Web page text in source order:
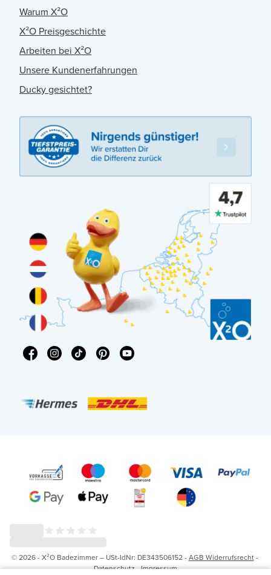
Warum X²O
X²O Preisgeschichte
Arbeiten bei X²O
Unsere Kundenerfahrungen
Ducky gesichtet?
© 2026 - X²O Badezimmer – USt-IdNr: DE343506152 -AGB Widerrufsrecht-
Datenschutz-Impressum